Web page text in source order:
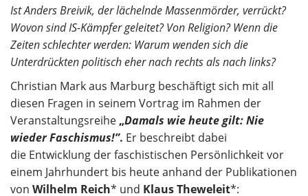
Ist Anders Breivik, der lächelnde Massenmörder, verrückt?
Wovon sind IS-Kämpfer geleitet? Von Religion? Wenn die
Zeiten schlechter werden: Warum wenden sich die
Unterdrückten politisch eher nach rechts als nach links?
Christian Mark aus Marburg beschäftigt sich mit all
diesen Fragen in seinem Vortrag im Rahmen der
Veranstaltungsreihe „Damals wie heute gilt: Nie
wieder Faschismus!”. Er beschreibt dabei
die Entwicklung der faschistischen Persönlichkeit vor
einem Jahrhundert bis heute anhand der Publikationen
von Wilhelm Reich* und Klaus Theweleit*: